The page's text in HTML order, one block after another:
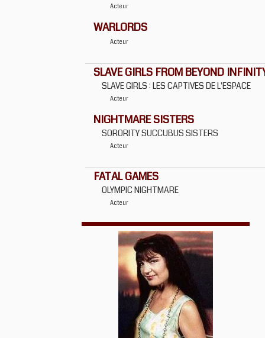
Acteur
WARLORDS
Acteur
SLAVE GIRLS FROM BEYOND
SLAVE GIRLS : LES CAPTIVES DE L'ESPACE
Acteur
NIGHTMARE SISTERS
SORORITY SUCCUBUS SISTERS
Acteur
FATAL GAMES
OLYMPIC NIGHTMARE
Acteur